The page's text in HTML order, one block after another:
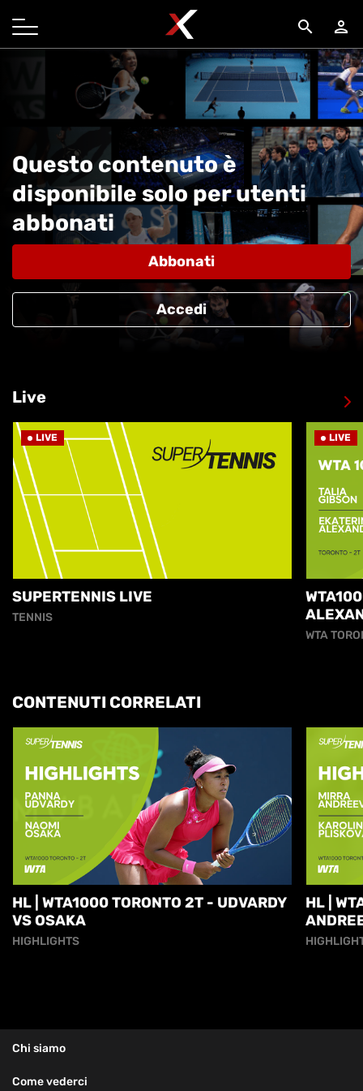
search person
Questo contenuto è
disponibile solo per utenti
abbonati
Abbonati
Accedi
Live
LIVE
SUPERTENNIS LIVE
TENNIS
LIVE
WTA
CONTENUTI CORRELATI
HL | WTA1000 TORONTO 2T - UDVARDY
VS OSAKA
HIGHLIGHTS
HL |
Chi siamo
Come vederci